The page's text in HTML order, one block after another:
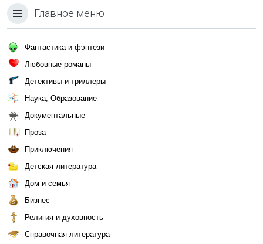
Главное меню
Фантастика и фэнтези
Любовные романы
Детективы и триллеры
Наука, Образование
Документальные
Проза
Приключения
Детская литература
Дом и семья
Бизнес
Религия и духовность
Справочная литература